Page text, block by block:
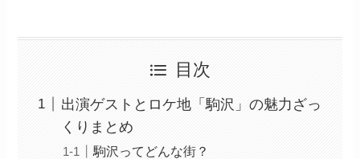
目次
出演ゲストとロケ地「駒沢」の魅力ざっ
くりまとめ
駒沢ってどんな街？